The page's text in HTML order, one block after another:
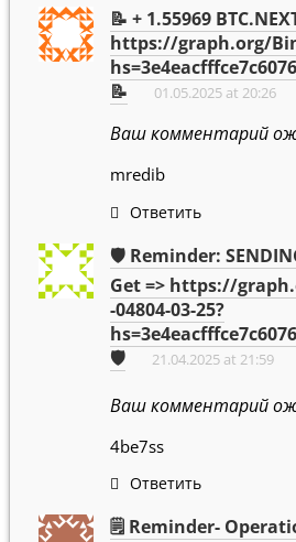
📝 + 1.55969
https://graph.org/
📝
01.05.2025 at 20:26
Ваш комментарий
mredib
Ответить
🛡 Reminder:
Get => https://
-04804-03-25?
🛡
21.04.2025 at 21:59
Ваш комментарий
4be7ss
Ответить
🗒 Reminder-